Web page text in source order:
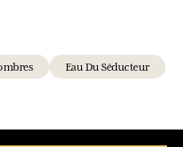
Eau Du Séducteur